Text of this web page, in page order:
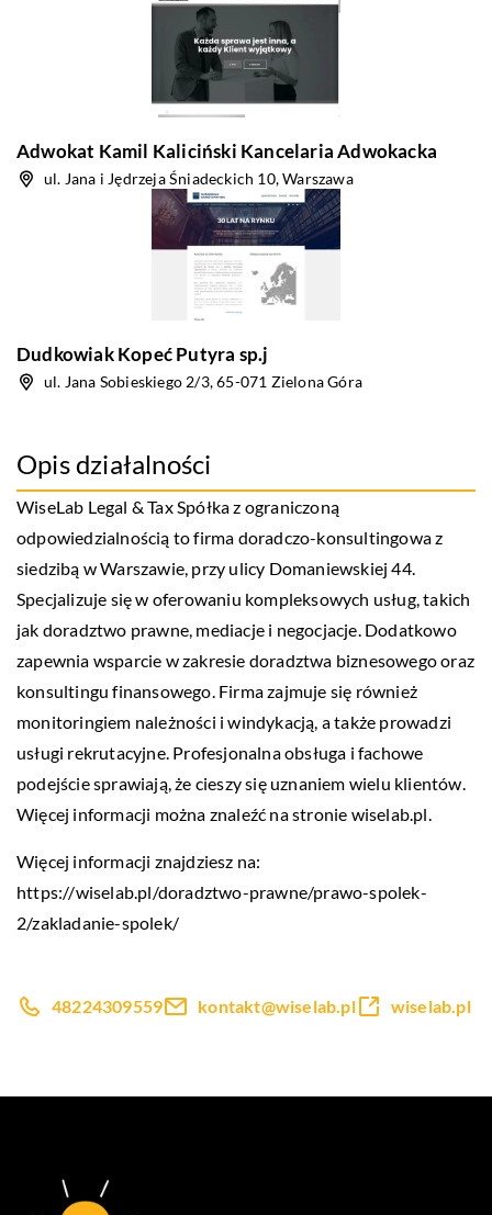
Adwokat Kamil Kaliciński Kancelaria Adwokacka
ul. Jana i Jędrzeja Śniadeckich 10, Warszawa
Dudkowiak Kopeć Putyra sp.j
ul. Jana Sobieskiego 2/3, 65-071 Zielona Góra
Opis działalności
WiseLab Legal & Tax Spółka z ograniczoną
odpowiedzialnością to firma doradczo-konsultingowa z
siedzibą w Warszawie, przy ulicy Domaniewskiej 44.
Specjalizuje się w oferowaniu kompleksowych usług, takich
jak doradztwo prawne, mediacje i negocjacje. Dodatkowo
zapewnia wsparcie w zakresie doradztwa biznesowego oraz
konsultingu finansowego. Firma zajmuje się również
monitoringiem należności i windykacją, a także prowadzi
usługi rekrutacyjne. Profesjonalna obsługa i fachowe
podejście sprawiają, że cieszy się uznaniem wielu klientów.
Więcej informacji można znaleźć na stronie wiselab.pl.
Więcej informacji znajdziesz na:
https://wiselab.pl/doradztwo-prawne/prawo-spolek-
2/zakladanie-spolek/
48224309559 kontakt@wiselab.pl wiselab.pl